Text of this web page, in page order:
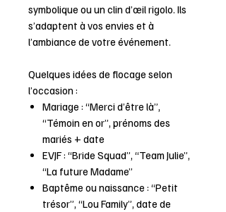
symbolique ou un clin d’œil rigolo. Ils
s’adaptent à vos envies et à
l’ambiance de votre événement.
Quelques idées de flocage selon
l’occasion :
Mariage : “Merci d’être là”,
“Témoin en or”, prénoms des
mariés + date
EVJF : “Bride Squad”, “Team Julie”,
“La future Madame”
Baptême ou naissance : “Petit
trésor”, “Lou Family”, date de